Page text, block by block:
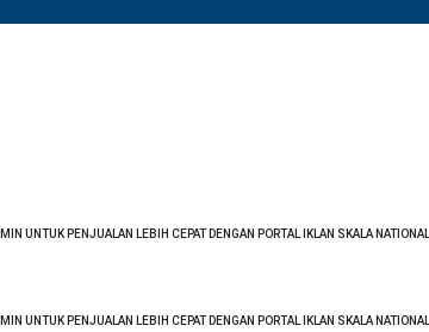
UNTUK PENJUALAN LEBIH CEPAT DENGAN PORTAL IKLAN SKALA NATIONAL.
UNTUK PENJUALAN LEBIH CEPAT DENGAN PORTAL IKLAN SKALA NATIONAL.